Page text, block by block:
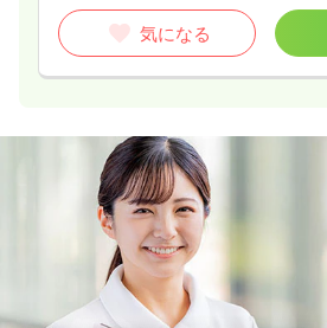
気になる